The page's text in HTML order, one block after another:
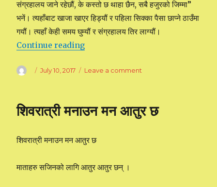
संग्रहालय जाने रहेछौं, के कस्तो छ थाहा छैन, सबै हजुरको जिम्मा”
भनें। त्यहाँबाट खाजा खाएर हिड्यौं र पहिला सिक्का पैसा छाप्ने ठाउँमा
गयौं। त्यहाँ केही समय घुम्यौं र संग्रहालय तिर लाग्यौं।
Continue reading
Author
Posted
July 10, 2017 Leave a comment
अनुभव
शिवरात्री मनाउन मन आतुर छ
शिवरात्री मनाउन मन आतुर छ
माताहरु सजिनको लागि आतुर आतुर छन् ।